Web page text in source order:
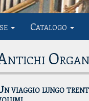
Catalogo
viaggio lungo